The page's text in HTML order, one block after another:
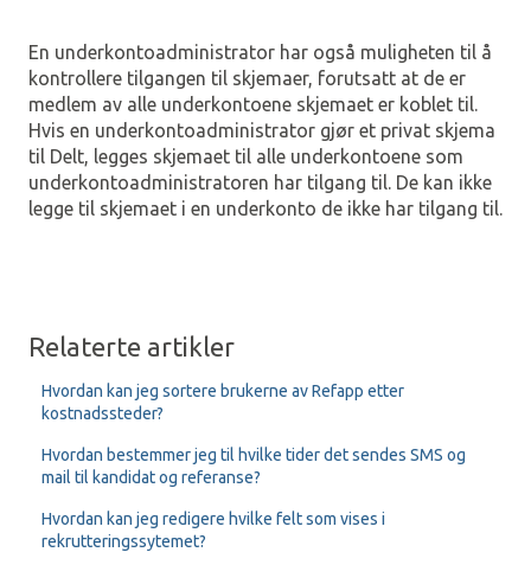
En underkontoadministrator har også muligheten til å
kontrollere tilgangen til skjemaer, forutsatt at de er
medlem av alle underkontoene skjemaet er koblet til.
Hvis en underkontoadministrator gjør et privat skjema
til Delt, legges skjemaet til alle underkontoene som
underkontoadministratoren har tilgang til. De kan ikke
legge til skjemaet i en underkonto de ikke har tilgang til.
Relaterte artikler
Hvordan kan jeg sortere brukerne av Refapp etter
kostnadssteder?
Hvordan bestemmer jeg til hvilke tider det sendes SMS og
mail til kandidat og referanse?
Hvordan kan jeg redigere hvilke felt som vises i
rekrutteringssytemet?